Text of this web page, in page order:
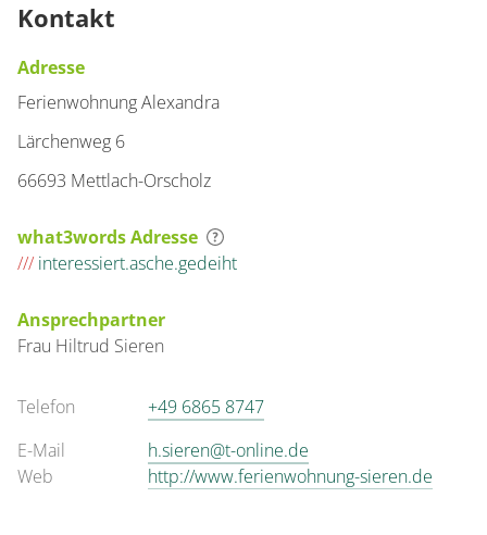
Kontakt
Adresse
Ferienwohnung Alexandra
Lärchenweg 6
66693 Mettlach-Orscholz
what3words Adresse
/// interessiert.asche.gedeiht
Ansprechpartner
Frau Hiltrud Sieren
Telefon
+49 6865 8747
E-Mail
h.sieren@t-online.de
Web
http://www.ferienwohnung-sieren.de